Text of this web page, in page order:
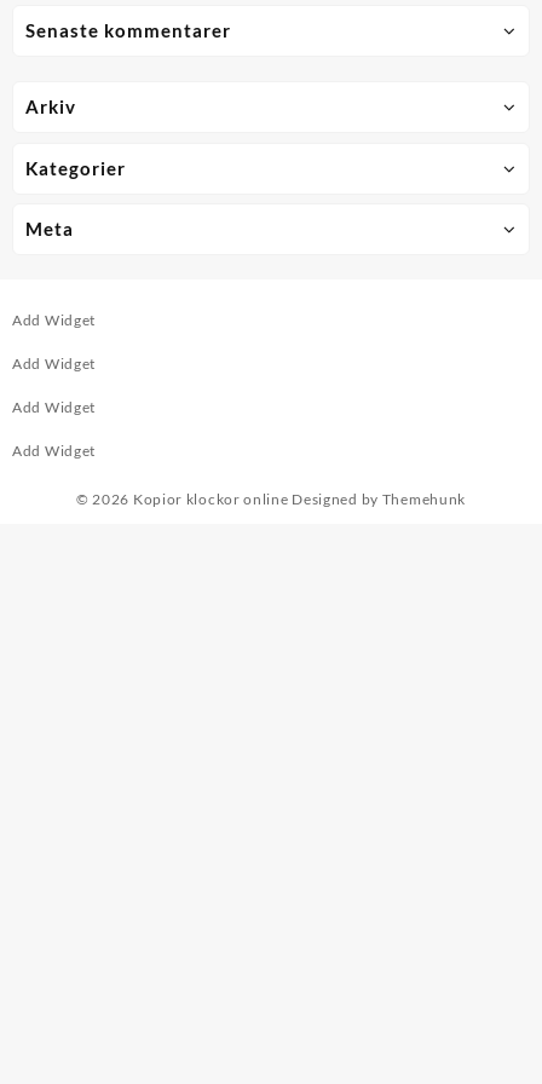
Senaste kommentarer
Arkiv
Kategorier
Meta
Add Widget
Add Widget
Add Widget
Add Widget
© 2026 Kopior klockor online Designed by Themehunk